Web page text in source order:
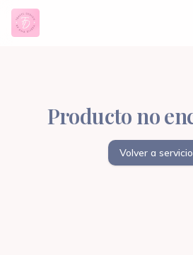
Producto no
Volver a